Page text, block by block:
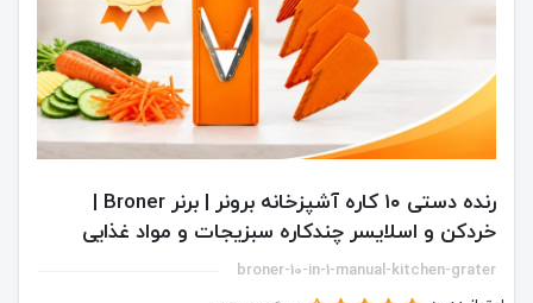
رنده دستی ۱۰ کاره آشپزخانه برونر | برنر Broner |
خردکن و اسلایسر چندکاره سبزیجات و مواد غذایی
broner-10-in-1-manual-kitchen-grater